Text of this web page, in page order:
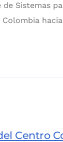
Sistemas
Centro